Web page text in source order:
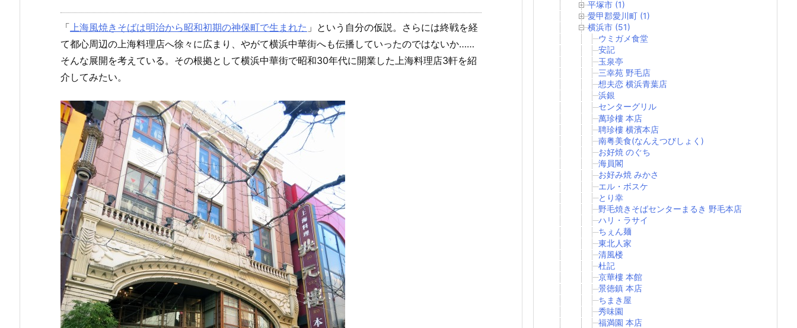
「上海風焼きそばは明治から昭和初期の神保町で生まれた 」という自分の仮説。さらには終戦を経
て都心周辺の上海料理店へ徐々に広まり、やがて横浜中華街へも伝播していったのではないか……
そんな展開を考えている。その根拠として横浜中華街で昭和30年代に開業した上海料理店3軒を紹
介してみたい。
平塚市 (1)
愛甲郡愛川町 (1)
横浜市 (51)
ウミガメ食堂
安記
玉泉亭
三幸苑 野毛店
想夫恋 横浜青葉店
浜銀
センターグリル
萬珍樓 本店
聘珍樓 横濱本店
南粤美食(なんえつびしょく)
お好焼 のぐち
海員閣
お好み焼 みかさ
エル・ボスケ
とり幸
野毛焼きそばセンターまるき 野毛本店
ハリ・ラサイ
ちぇん麺
東北人家
清風楼
杜記
京華樓 本館
景徳鎮 本店
ちまき屋
秀味園
福満園 本店